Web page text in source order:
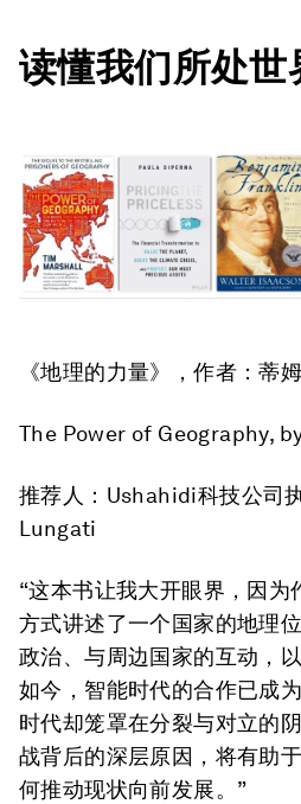
读懂我们所处世
《地理的力量》 ，作者：蒂
The Power of Geography,
推荐人：Ushahidi科技公司
Lungati
“这本书让我大开眼界，因为
方式讲述了一个国家的地理
政治、与周边国家的互动，
如今，智能时代的合作已成
时代却笼罩在分裂与对立的
战背后的深层原因，将有助
何推动现状向前发展。”